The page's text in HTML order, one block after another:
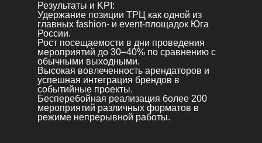
Результаты и KPI:
Удержание позиции ТРЦ как одной из
главных fashion- и event-площадок Юга
России.
Рост посещаемости в дни проведения
мероприятий до 30–40% по сравнению с
обычными выходными.
Высокая вовлеченность арендаторов и
успешная интеграция брендов в
событийные проекты.
Бесперебойная реализация более 200
мероприятий различных форматов в
режиме непрерывной работы.